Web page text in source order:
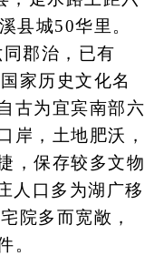
县城50华里。
郡治，已有
家历史文化名
古为宜宾南部六
岸，土地肥沃，
，保存较多文物
人口多为湖广移
院多而宽敞，
。